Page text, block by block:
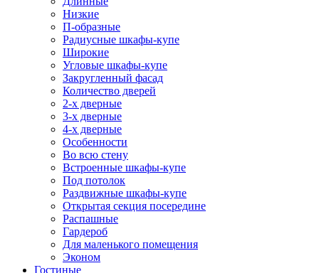
Низкие
П-образные
Радиусные шкафы-купе
Широкие
Угловые шкафы-купе
Закругленный фасад
Количество дверей
2-х дверные
3-х дверные
4-х дверные
Особенности
Во всю стену
Встроенные шкафы-купе
Под потолок
Раздвижные шкафы-купе
Открытая секция посередине
Распашные
Гардероб
Для маленького помещения
Эконом
Гостиные